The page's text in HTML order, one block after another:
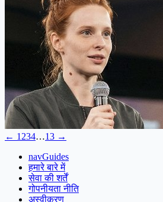
← 1 234…13 →
navGuides
हमारे बारे में
सेवा की शर्तें
गोपनीयता नीति
अस्वीकरण